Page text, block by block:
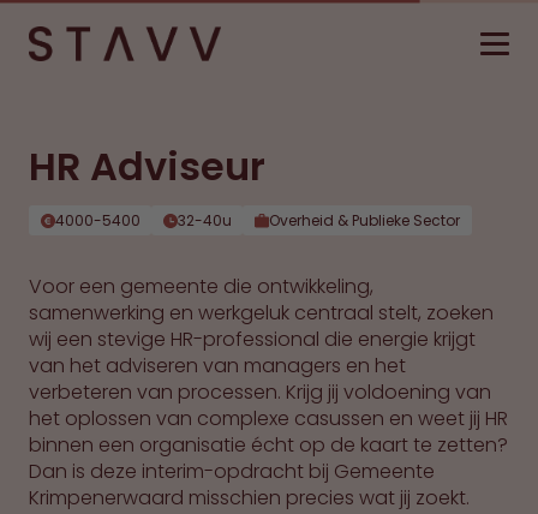
HR Adviseur
4000-5400 32-40u Overheid & Publieke Sector
Voor een gemeente die ontwikkeling,
samenwerking en werkgeluk centraal stelt, zoeken
wij een stevige HR-professional die energie krijgt
van het adviseren van managers en het
verbeteren van processen. Krijg jij voldoening van
het oplossen van complexe casussen en weet jij HR
binnen een organisatie écht op de kaart te zetten?
Dan is deze interim-opdracht bij Gemeente
Krimpenerwaard misschien precies wat jij zoekt.